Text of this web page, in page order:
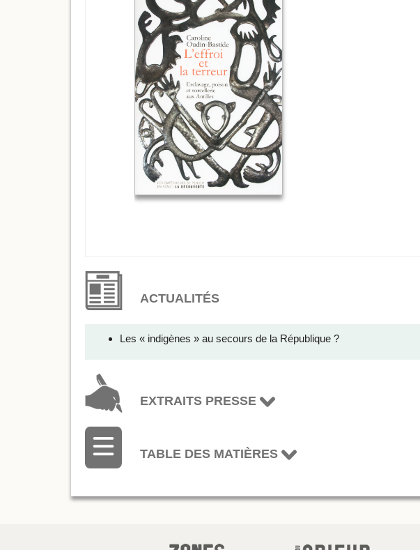
ACTUALITÉS
Les « indigènes » au secours de la République ?
EXTRAITS PRESSE
TABLE DES MATIÈRES